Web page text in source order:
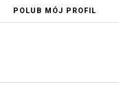
POLUB MÓJ PROFIL